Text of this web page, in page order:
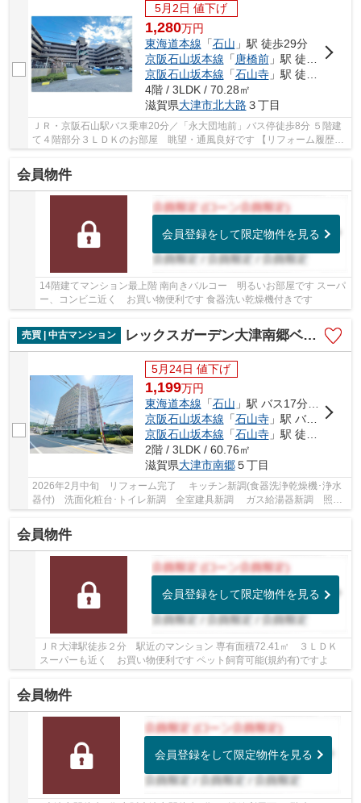
5月2日 値下げ
1,280万円
東海道本線 「石山 」駅 徒歩29分
京阪石山坂本線 「 唐橋前」駅 徒歩26分
京阪石山坂本線 「石山寺」駅 徒歩29分
4階 / 3LDK / 70.28㎡
滋賀県大津市北大路 ３丁目
ＪＲ・京阪石山駅バス乗車20分／「永大団地前」バス停徒歩8分 ５階建
て４階部分３ＬＤＫのお部屋 眺望・通風良好です 【リフォーム履歴
有】 2015年４月頃 キッチン・洗面化粧台・トイ...
会員物件
会員登録をして限定物件を見る
14階建てマンション最上階 南向きバルコー 明るいお部屋です スーパ
ー、コンビニ近く お買い物便利です 食器洗い乾燥機付きです
売買 | 中古マンション レックスガーデン大津南郷ベルデ
5月24日 値下げ
1,199万円
東海道本線 「石山 」駅 バス17分 「南郷温泉」 停歩1分
京阪石山坂本線 「石山寺」駅 バス11分 「南郷温泉」 停歩1分
京阪石山坂本線 「石山寺」駅 徒歩46分
2階 / 3LDK / 60.76㎡
滋賀県大津市南郷５丁目
2026年2月中旬 リフォーム完了 キッチン新調(食器洗浄乾燥機･浄水
器付) 洗面化粧台･トイレ新調 全室建具新調 ガス給湯器新調 照明
新設 ユニットバス新調(乾燥機･高温差し湯機...
会員物件
会員登録をして限定物件を見る
ＪＲ大津駅徒歩２分 駅近のマンション 専有面積72.41㎡ ３ＬＤＫ
スーパーも近く お買い物便利です ペット飼育可能(規約有)ですよ
会員物件
会員登録をして限定物件を見る